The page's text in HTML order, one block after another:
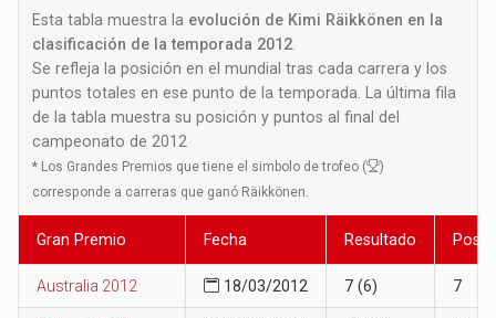
Esta tabla muestra la evolución de Kimi Räikkönen en la
clasificación de la temporada 2012
Se refleja la posición en el mundial tras cada carrera y los
puntos totales en ese punto de la temporada. La última fila
de la tabla muestra su posición y puntos al final del
campeonato de 2012
* Los Grandes Premios que tiene el simbolo de trofeo (
)
corresponde a carreras que ganó Räikkönen.
Gran Premio Fecha Resultado
Australia 2012 18/03/2012 7 (6) 7